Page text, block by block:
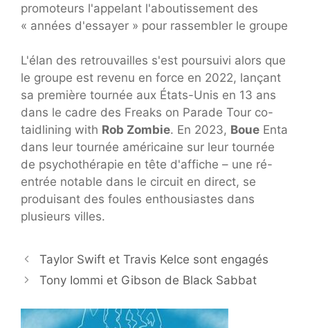
promoteurs l'appelant l'aboutissement des
« années d'essayer » pour rassembler le groupe
L'élan des retrouvailles s'est poursuivi alors que
le groupe est revenu en force en 2022, lançant
sa première tournée aux États-Unis en 13 ans
dans le cadre des Freaks on Parade Tour co-
taidlining with Rob Zombie. En 2023, Boue Enta
dans leur tournée américaine sur leur tournée
de psychothérapie en tête d'affiche – une ré-
entrée notable dans le circuit en direct, se
produisant des foules enthousiastes dans
plusieurs villes.
Taylor Swift et Travis Kelce sont engagés
Tony Iommi et Gibson de Black Sabbat